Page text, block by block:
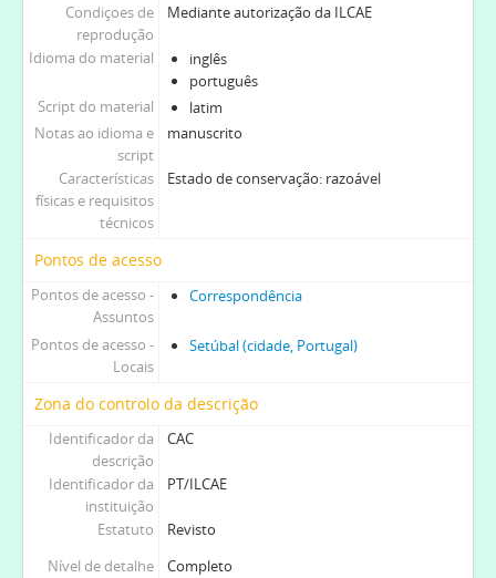
Condiçoes de
reprodução
Mediante autorização da ILCAE
Idioma do material
inglês
português
Script do material
latim
Notas ao idioma e
script
manuscrito
Características
físicas e requisitos
técnicos
Estado de conservação: razoável
Pontos de acesso
Pontos de acesso -
Assuntos
Correspondência
Pontos de acesso -
Locais
Setúbal (cidade, Portugal)
Zona do controlo da descrição
Identificador da
descrição
CAC
Identificador da
instituição
PT/ILCAE
Estatuto
Revisto
Nível de detalhe
Completo